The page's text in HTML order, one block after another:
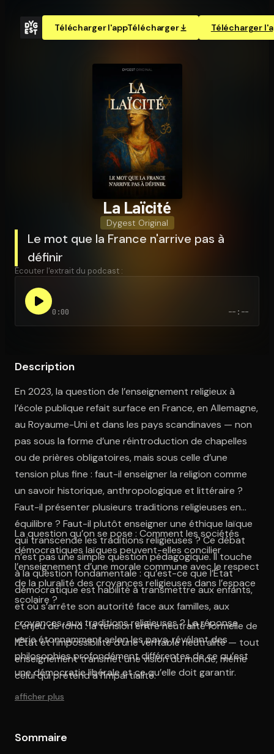
Télécharger l'appTélécharger Télécharger
Ouvre l'app Appareil photo, pointe sur le code. C'est gratuit à
La Laïcité
Dygest Original
Le mot que la France n'arrive pas à
définir
Écouter l'extrait du podcast :
0:00 --:--
Description
En 2023, la question de l’enseignement religieux à
l’école publique refait surface en France, en Allemagne,
au Royaume-Uni et dans les pays scandinaves — non
pas sous la forme d’une réintroduction de chapelles
ou de prières obligatoires, mais sous celle d’une
tension plus fine : faut-il enseigner la religion comme
un savoir historique, anthropologique et littéraire ?
Faut-il présenter plusieurs traditions religieuses en
équilibre ? Faut-il plutôt enseigner une éthique laïque
qui transcende les traditions religieuses ? Ce débat
n’est pas une simple question pédagogique. Il touche
à la question fondamentale : qu’est-ce que l’État
démocratique est habilité à transmettre aux enfants,
et où s’arrête son autorité face aux familles, aux
croyances, aux traditions religieuses ? La réponse
varie étonnamment selon les pays, révélant des
philosophies profondément différentes de ce qu’est
une démocratie libérale et ce qu’elle doit garantir.
La question qu’on se pose : Comment les sociétés
démocratiques laïques peuvent-elles concilier
l’enseignement d’une morale commune avec le respect
de la pluralité des croyances religieuses dans l’espace
scolaire ?
L’enjeu de fond : la tension entre neutralité formelle de
l’État et l’impossibilité d’une véritable neutralité — tout
enseignement transmet une vision du monde, même
celui qui prétend à l’impartialité.
afficher plus
Sommaire